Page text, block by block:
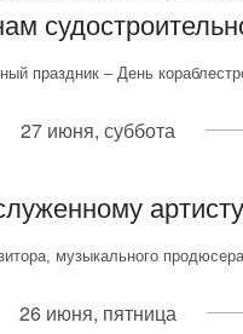
праздник – День
27 июня, суббота
музыкального
26 июня, пятница